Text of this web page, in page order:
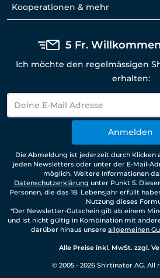
Kooperationen & mehr
5 Fr.
Ich möchte den regelmässigen
erhalten:
Anmelden
Die Abmeldung ist jederzeit durch Klicken
jeden Newsletters oder unter der E-Mail-
möglich. Weitere Informationen
Datenschutzerklärung unter Punkt 5.
Personen, die das 18. Lebensjahr erfüllt
Nutzung dieses
*Der Newsletter-Gutschein gilt ab einem
und ist nicht gültig in Kombination mit
darüber hinaus unsere allgemeinen
Alle Preise inkl. MwSt. zzgl.
© 2005 - 2026 Shirtinator AG. All